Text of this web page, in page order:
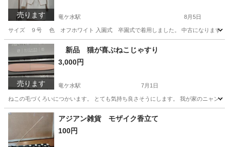
売ります 竜ケ水駅 8月5日
サイズ ９号 色 オフホワイト 入園式 卒園式で着用しました。 中古になります。
鹿児島 鹿児島市 竜ケ水駅 スーツ レディーススーツ
売ります
新品 猫が喜ぶねこじゃすり
3,000円
竜ケ水駅 7月1日
ねこの毛づくろいにつかいます。 とても気持ち良さそうにします。 我が家のニャン
鹿児島 鹿児島市 竜ケ水駅 メイクアップ 新品
アジアン雑貨 モザイク香立て
100円